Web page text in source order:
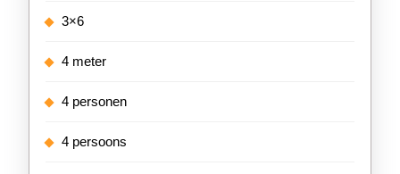
3×6
4 meter
4 personen
4 persoons